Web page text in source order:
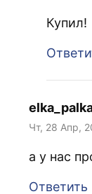
Купил!
Чт, 28 Апр,
а у нас
Ответить